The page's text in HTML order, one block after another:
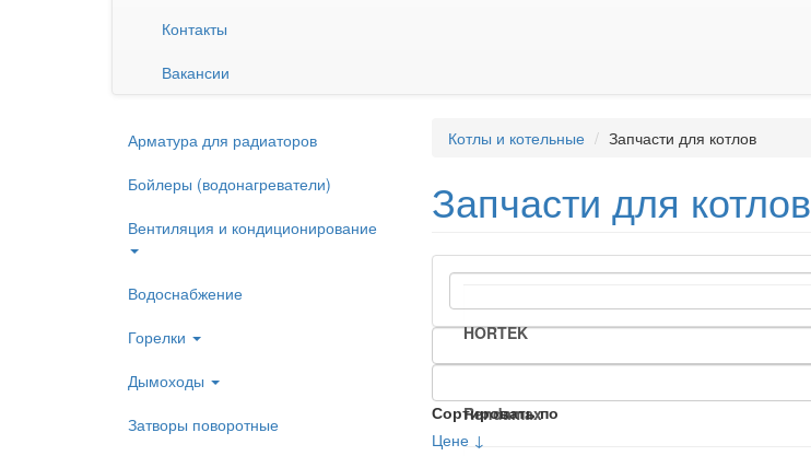
Контакты
Вакансии
Арматура для радиаторов
Бойлеры (водонагреватели)
Вентиляция и кондиционирование
Водоснабжение
Горелки
Дымоходы
Затворы поворотные
Котлы и котельные Запчасти для котлов
Запчасти для котлов
HORTEK
Rendamax
Сортировать по
Цене ↓